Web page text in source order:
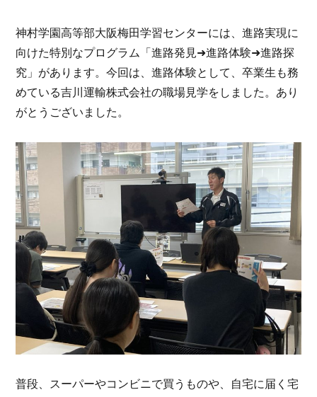
神村学園高等部大阪梅田学習センターには、進路実現に
向けた特別なプログラム「進路発見➜進路体験➜進路探
究」があります。今回は、進路体験として、卒業生も務
めている吉川運輸株式会社の職場見学をしました。あり
がとうございました。
普段、スーパーやコンビニで買うものや、自宅に届く宅